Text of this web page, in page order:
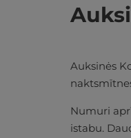
Auksinės
Numuri
istabu.